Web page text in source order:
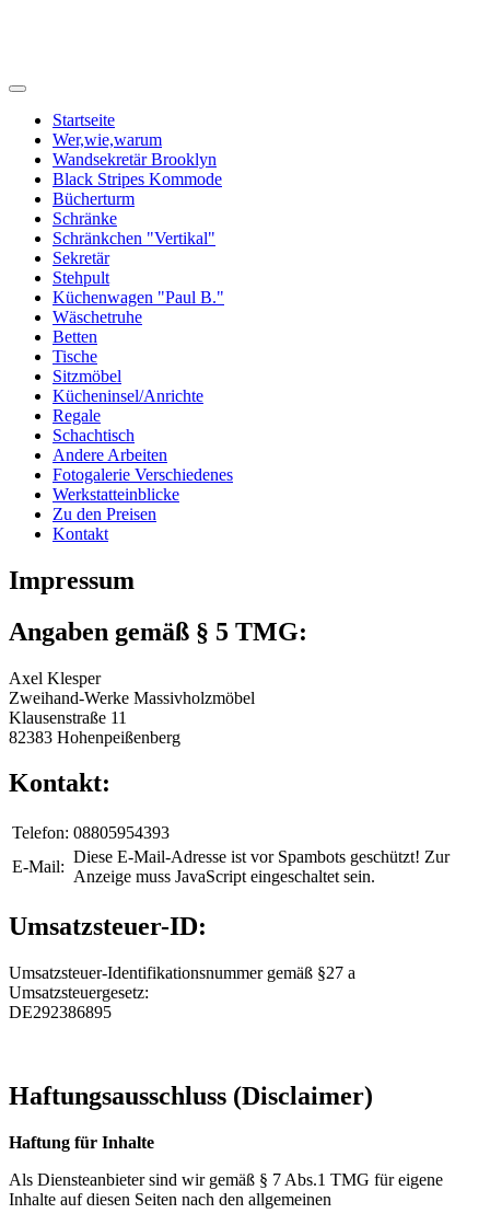
Startseite
Wer,wie,warum
Wandsekretär Brooklyn
Black Stripes Kommode
Bücherturm
Schränke
Schränkchen "Vertikal"
Sekretär
Stehpult
Küchenwagen "Paul B."
Wäschetruhe
Betten
Tische
Sitzmöbel
Kücheninsel/Anrichte
Regale
Schachtisch
Andere Arbeiten
Fotogalerie Verschiedenes
Werkstatteinblicke
Zu den Preisen
Kontakt
Impressum
Angaben gemäß § 5 TMG:
Axel Klesper
Zweihand-Werke Massivholzmöbel
Klausenstraße 11
82383 Hohenpeißenberg
Kontakt:
Telefon: 08805954393
E-Mail:
Diese E-Mail-Adresse ist vor Spambots geschützt! Zur
Anzeige muss JavaScript eingeschaltet sein.
Umsatzsteuer-ID:
Umsatzsteuer-Identifikationsnummer gemäß §27 a
Umsatzsteuergesetz:
DE292386895
Haftungsausschluss (Disclaimer)
Haftung für Inhalte
Als Diensteanbieter sind wir gemäß § 7 Abs.1 TMG für eigene
Inhalte auf diesen Seiten nach den allgemeinen